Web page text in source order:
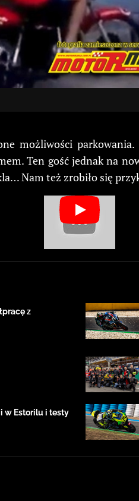
możliwości
Ten gość jednak na
Nam też zrobiło się
z
w Estorilu i testy